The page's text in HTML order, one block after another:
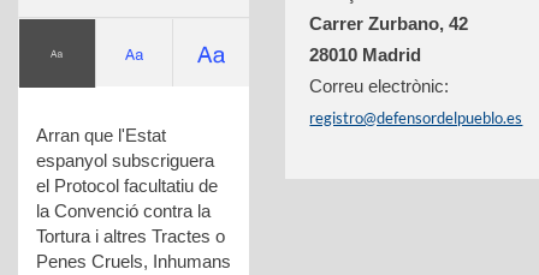
Arran que l'Estat
espanyol subscriguera
el Protocol facultatiu de
la Convenció contra la
Tortura i altres Tractes o
Penes Cruels, Inhumans
Carrer Zurbano, 42
28010 Madrid
Correu electrònic:
registro@defensordelpueblo.es